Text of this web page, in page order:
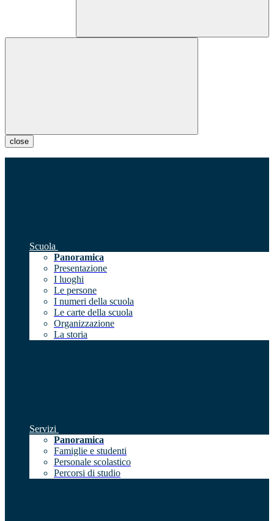
close
Scuola
Panoramica
Presentazione
I luoghi
Le persone
I numeri della scuola
Le carte della scuola
Organizzazione
La storia
Servizi
Panoramica
Famiglie e studenti
Personale scolastico
Percorsi di studio